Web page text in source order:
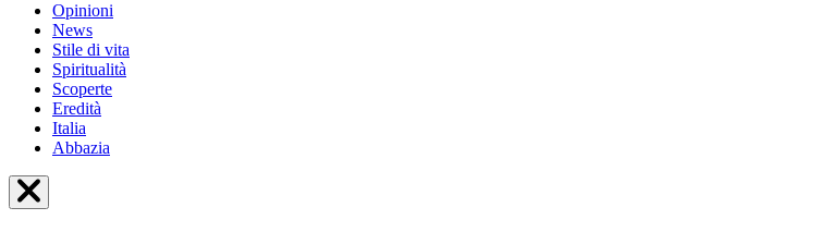
Opinioni
News
Stile di vita
Spiritualità
Scoperte
Eredità
Italia
Abbazia